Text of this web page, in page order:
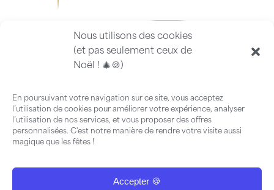
Nous utilisons des cookies
(et pas seulement ceux de
Noël ! 🎄🍪)
En poursuivant votre navigation sur ce site, vous acceptez
l’utilisation de cookies pour améliorer votre expérience, analyser
l’utilisation de nos services, et vous proposer des offres
personnalisées. C'est notre manière de rendre votre visite aussi
magique que les fêtes !
Accepter 🍪
FAQ-Guide